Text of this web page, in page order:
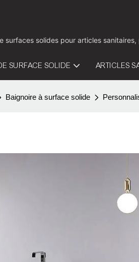
surfaces solides pour articles
SURFACE SOLIDE ARTICLES
Baignoire à surface solide